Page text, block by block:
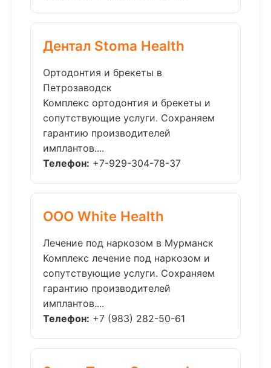
Дентал Stoma Health
Ортодонтия и брекеты в
Петрозаводск
Комплекс ортодонтия и брекеты и
сопутствующие услуги. Сохраняем
гарантию производителей
имплантов....
Телефон: +7-929-304-78-37
ООО White Health
Лечение под наркозом в Мурманск
Комплекс лечение под наркозом и
сопутствующие услуги. Сохраняем
гарантию производителей
имплантов....
Телефон: +7 (983) 282-50-61